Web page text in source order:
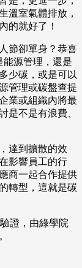
溫室氣體排放，
的就好了！
節卻單身？恭喜
能源管理，還是
少碳，或是可以
管理或碳盤查提
業或組織內將最
是不是有浪費、
達到擴散的效
影響員工的行
商一起合作提供
轉型，這就是碳
證，由綠學院